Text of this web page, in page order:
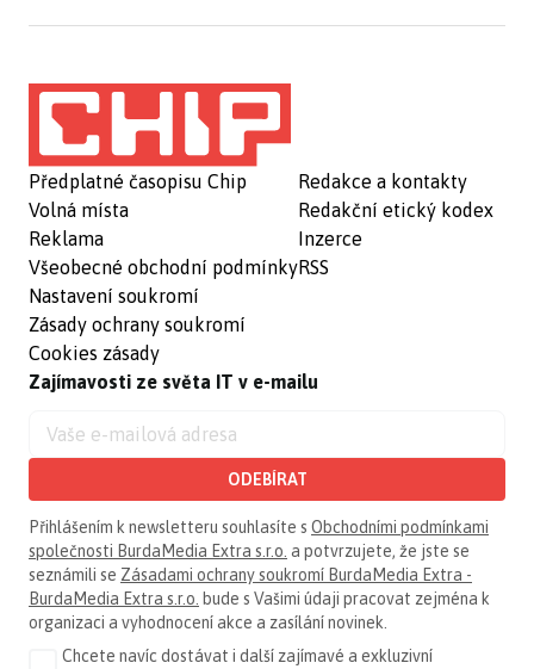
Předplatné časopisu Chip
Volná místa
Reklama
Všeobecné obchodní podmínky
Nastavení soukromí
Zásady ochrany soukromí
Cookies zásady
Redakce a kontakty
Redakční etický kodex
Inzerce
RSS
Zajímavosti ze světa IT v e-mailu
ODEBÍRAT
Přihlášením k newsletteru souhlasíte s Obchodními podmínkami
společnosti BurdaMedia Extra s.r.o. a potvrzujete, že jste se
seznámili se Zásadami ochrany soukromí BurdaMedia Extra -
BurdaMedia Extra s.r.o. bude s Vašimi údaji pracovat zejména k
organizaci a vyhodnocení akce a zasílání novinek.
Chcete navíc dostávat i další zajímavé a exkluzivní